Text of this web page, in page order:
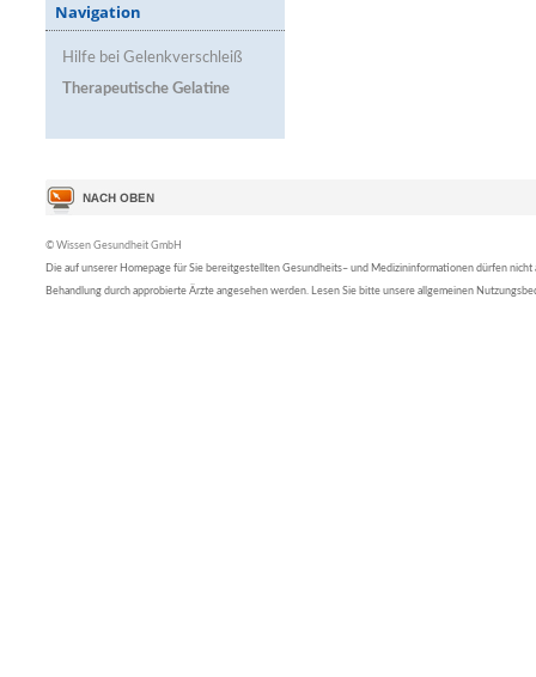
Navigation
Hilfe bei Gelenkverschleiß
Therapeutische Gelatine
© Wissen Gesundheit GmbH
Die auf unserer Homepage für Sie bereitgestellten Gesundheits– und Medizininformationen dürfen nicht
Behandlung durch approbierte Ärzte angesehen werden. Lesen Sie bitte unsere allgemeinen